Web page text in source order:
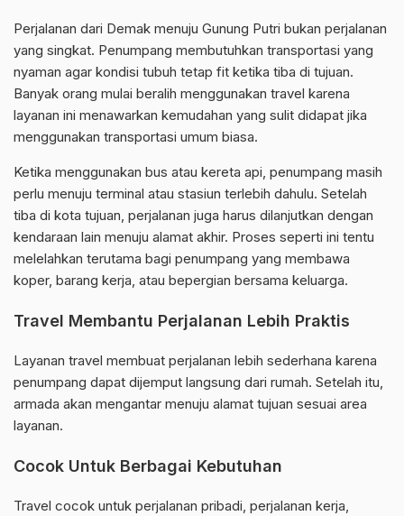
Perjalanan dari Demak menuju Gunung Putri bukan perjalanan
yang singkat. Penumpang membutuhkan transportasi yang
nyaman agar kondisi tubuh tetap fit ketika tiba di tujuan.
Banyak orang mulai beralih menggunakan travel karena
layanan ini menawarkan kemudahan yang sulit didapat jika
menggunakan transportasi umum biasa.
Ketika menggunakan bus atau kereta api, penumpang masih
perlu menuju terminal atau stasiun terlebih dahulu. Setelah
tiba di kota tujuan, perjalanan juga harus dilanjutkan dengan
kendaraan lain menuju alamat akhir. Proses seperti ini tentu
melelahkan terutama bagi penumpang yang membawa
koper, barang kerja, atau bepergian bersama keluarga.
Travel Membantu Perjalanan Lebih Praktis
Layanan travel membuat perjalanan lebih sederhana karena
penumpang dapat dijemput langsung dari rumah. Setelah itu,
armada akan mengantar menuju alamat tujuan sesuai area
layanan.
Cocok Untuk Berbagai Kebutuhan
Travel cocok untuk perjalanan pribadi, perjalanan kerja,